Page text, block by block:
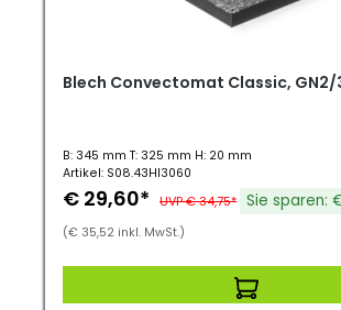
Blech Convectomat Classic,
B: 345 mm T: 325 mm H: 20 mm
Artikel: S08.43HI3060
€ 29,60* UVP € 34,75* Sie sparen:
(€ 35,52 inkl. MwSt.)